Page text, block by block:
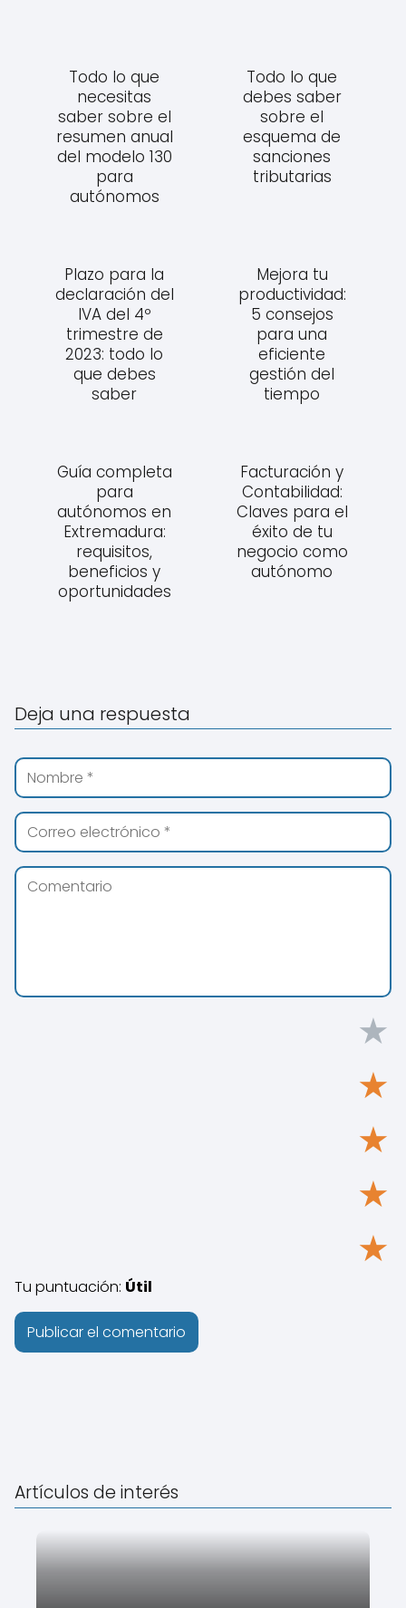
Todo lo que
necesitas
saber sobre el
resumen anual
del modelo 130
para
autónomos
Todo lo que
debes saber
sobre el
esquema de
sanciones
tributarias
Plazo para la
declaración del
IVA del 4º
trimestre de
2023: todo lo
que debes
saber
Mejora tu
productividad:
5 consejos
para una
eficiente
gestión del
tiempo
Guía completa
para
autónomos en
Extremadura:
requisitos,
beneficios y
oportunidades
Facturación y
Contabilidad:
Claves para el
éxito de tu
negocio como
autónomo
Deja una respuesta
★
★
★
★
★
Tu puntuación: Útil
Artículos de interés